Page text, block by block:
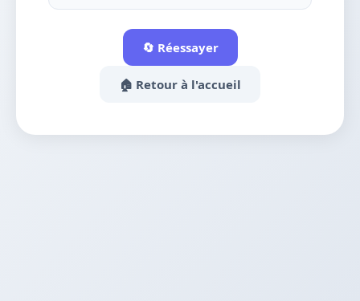
🔄 Réessayer
🏠 Retour à l'accueil